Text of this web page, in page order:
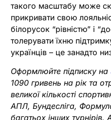
такого масштабу може
прикривати свою
білорусок “рівністю” і
толерувати їхню
українців – це занадто
Оформлюйте підписку на
1090 гривень на рік та
великої кількості
АПЛ, Бундесліга,
багатьох інших